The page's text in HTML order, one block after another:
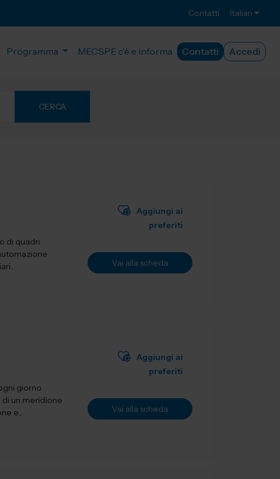
Contatti Italian
Programma MECSPE c’è e informa Contatti Accedi
CERCA
di quadri
Aggiungi ai
preferiti
Vai alla scheda
giorno
un meridione
e...
Aggiungi ai
preferiti
Vai alla scheda